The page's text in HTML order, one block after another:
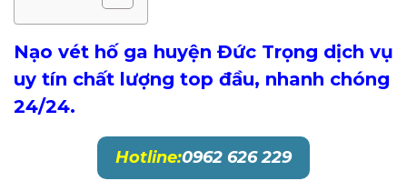
Nạo vét hố ga huyện Đức Trọng dịch vụ
uy tín chất lượng top đầu, nhanh chóng
24/24.
Hotline:0962 626 229